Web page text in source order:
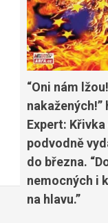
“Oni nám
nakažených!”
Expert:
podvodně
do března.
nemocných i
na hlavu.”